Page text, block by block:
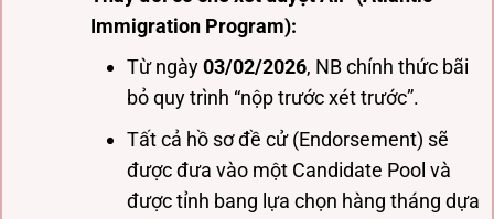
Immigration Program):
Từ ngày03/02/2026, NB chính thức bãi
bỏ quy trình “nộp trước xét trước”.
Tất cả hồ sơ đề cử (Endorsement) sẽ
được đưa vào một Candidate Pool và
được tỉnh bang lựa chọn hàng tháng dựa